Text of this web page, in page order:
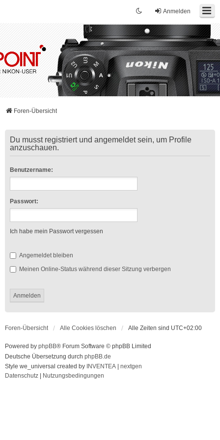
Anmelden
Foren-Übersicht
Du musst registriert und angemeldet sein, um Profile
anzuschauen.
Benutzername:
Passwort:
Ich habe mein Passwort vergessen
Angemeldet bleiben
Meinen Online-Status während dieser Sitzung verbergen
Foren-Übersicht Alle Cookies löschen Alle Zeiten sind UTC+02:00
Powered by phpBB® Forum Software © phpBB Limited
Deutsche Übersetzung durch phpBB.de
Style we_universal created by INVENTEA
nextgen
Datenschutz
Nutzungsbedingungen